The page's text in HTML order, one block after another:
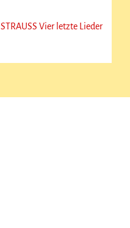
Vier letzte Lieder